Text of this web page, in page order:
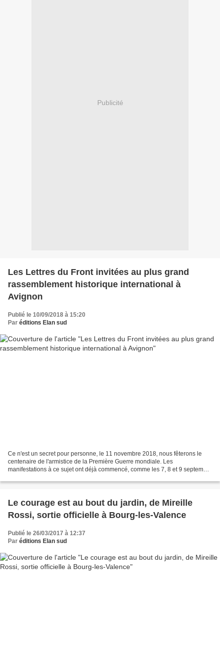
Publicité
Les Lettres du Front invitées au plus grand
rassemblement historique international à
Avignon
Publié le 10/09/2018 à 15:20
Par éditions Elan sud
Ce n'est un secret pour personne, le 11 novembre 2018, nous fêterons le
centenaire de l'armistice de la Première Guerre mondiale. Les
manifestations à ce sujet ont déjà commencé, comme les 7, 8 et 9 septembre
Le courage est au bout du jardin, de Mireille
Rossi, sortie officielle à Bourg-les-Valence
Publié le 26/03/2017 à 12:37
Par éditions Elan sud